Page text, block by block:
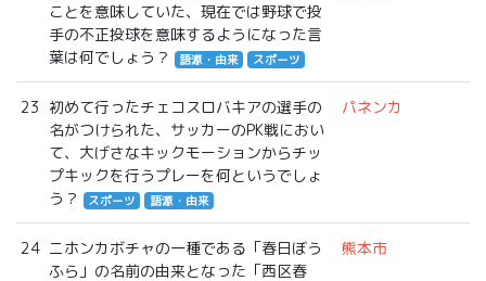
ことを意味していた、現在では野球で投
手の不正投球を意味するようになった言
葉は何でしょう？
語源・由来 スポーツ
23 初めて行ったチェコスロバキアの選手の
名がつけられた、サッカーのPK戦におい
て、大げさなキックモーションからチッ
プキックを行うプレーを何というでしょ
う？
スポーツ 語源・由来
パネンカ
24 ニホンカボチャの一種である「春日ぼう
ふら」の名前の由来となった「西区春
熊本市